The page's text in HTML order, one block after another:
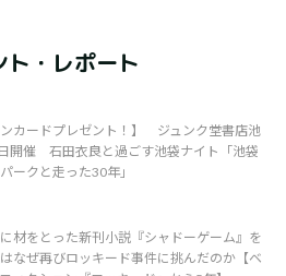
ト・レポート
ンカードプレゼント！】 ジュンク堂書店池
開催 石田衣良と過ごす池袋ナイト「池袋
ークと走った30年」
材をとった新刊小説『シャドーゲーム』を
なぜ再びロッキード事件に挑んだのか【ベ